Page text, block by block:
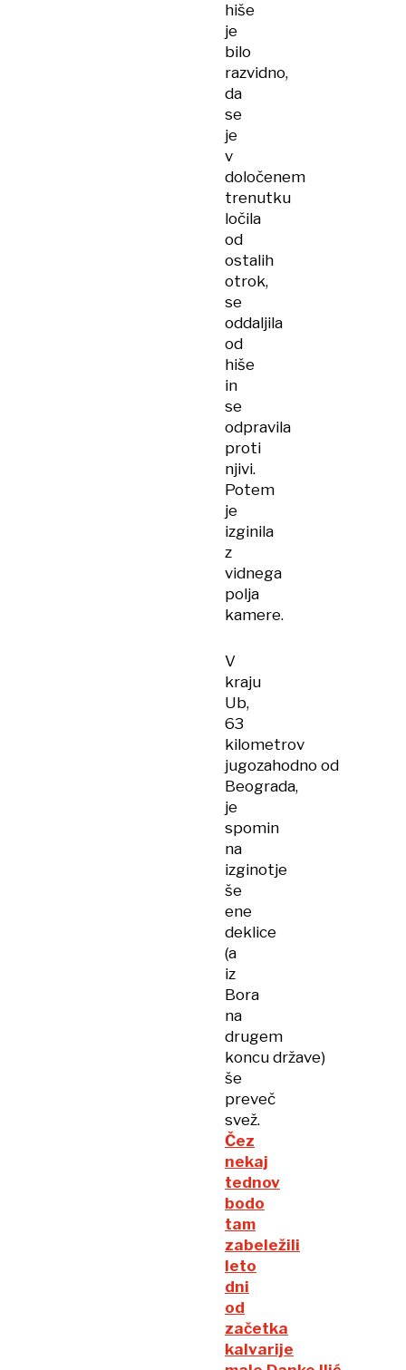
hiše
je
bilo
razvidno,
da
se
je
v
določenem
trenutku
ločila
od
ostalih
otrok,
se
oddaljila
od
hiše
in
se
odpravila
proti
njivi.
Potem
je
izginila
z
vidnega
polja
kamere.
V
kraju
Ub,
63
kilometrov
jugozahodno od
Beograda,
je
spomin
na
izginotje
še
ene
deklice
(a
iz
Bora
na
drugem
koncu države)
še
preveč
svež.
Čez
nekaj
tednov
bodo
tam
zabeležili
leto
dni
od
začetka
kalvarije